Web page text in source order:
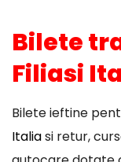
Bilete
Filiasi
Bilete ieftine
Italiasi retur,